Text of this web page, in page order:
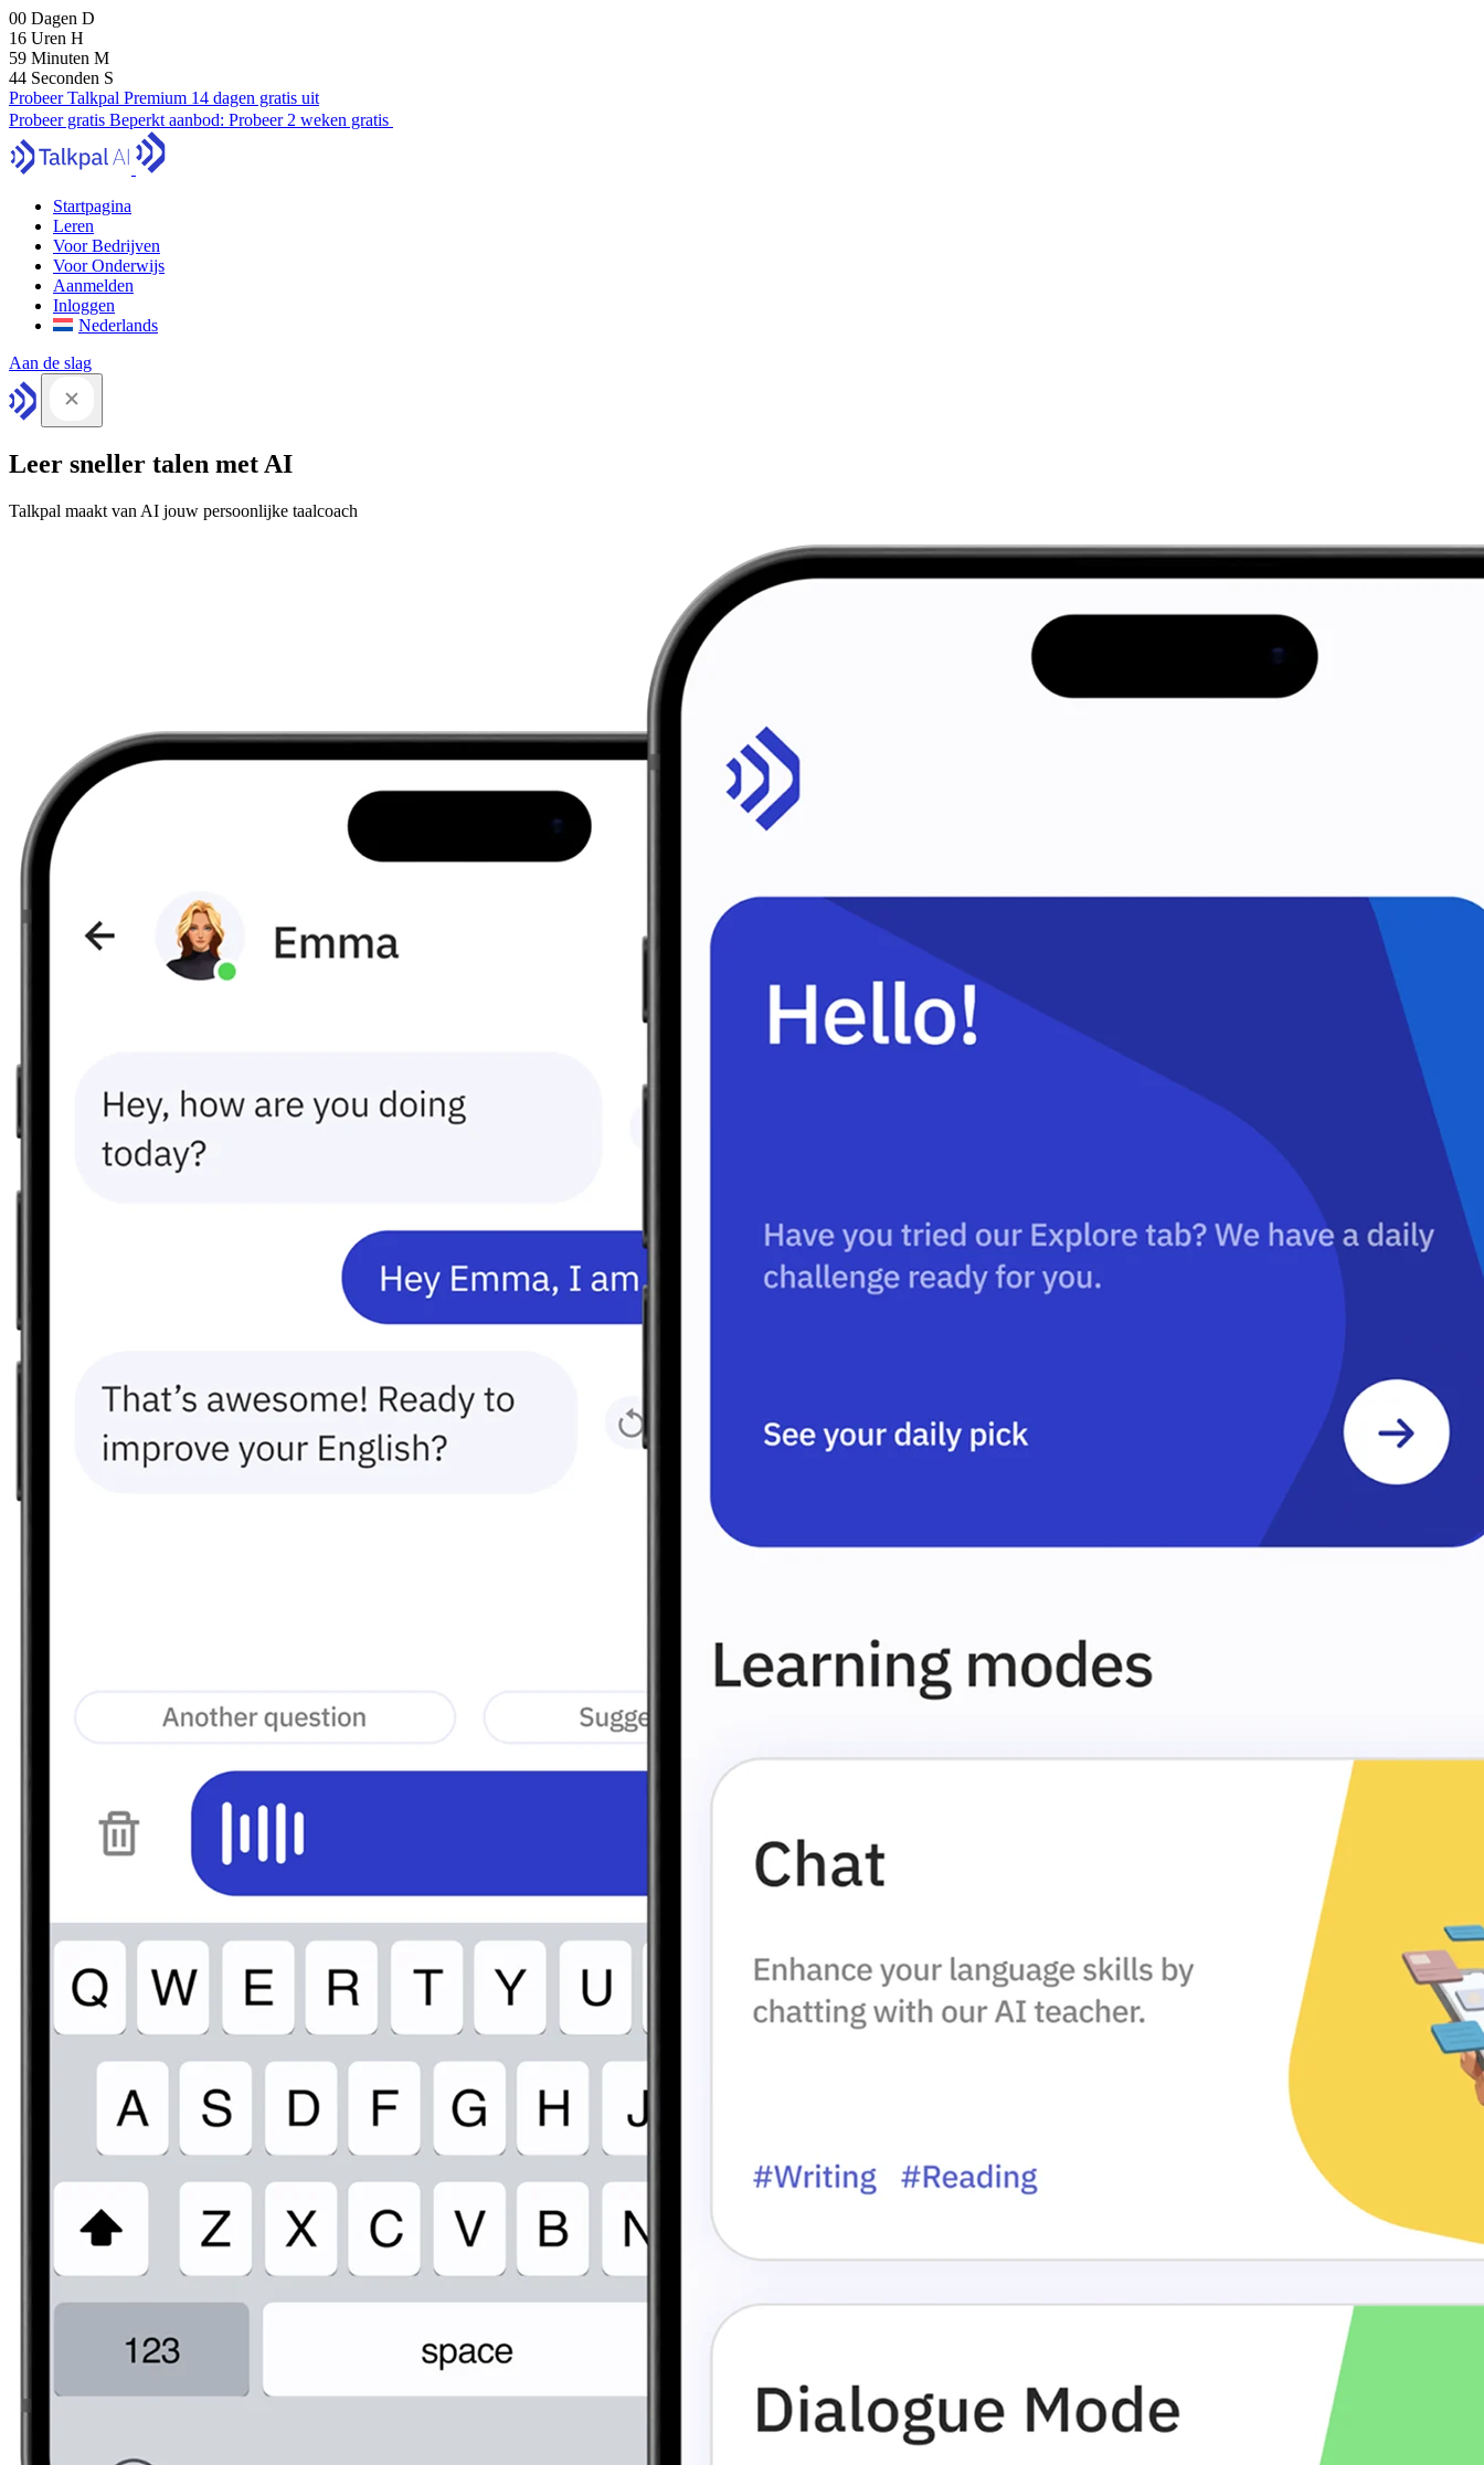
00 Dagen D
16 Uren H
59 Minuten M
43 Seconden S
Probeer Talkpal Premium 14 dagen gratis uit
Probeer gratis Beperkt aanbod: Probeer 2 weken gratis
Startpagina
Leren
Voor Bedrijven
Voor Onderwijs
Aanmelden
Inloggen
Nederlands
Aan de slag
Leer sneller talen met AI
Talkpal maakt van AI jouw persoonlijke taalcoach